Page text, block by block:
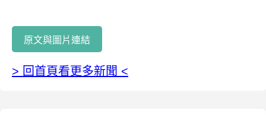
原文與圖片連結
> 回首頁看更多新聞 <